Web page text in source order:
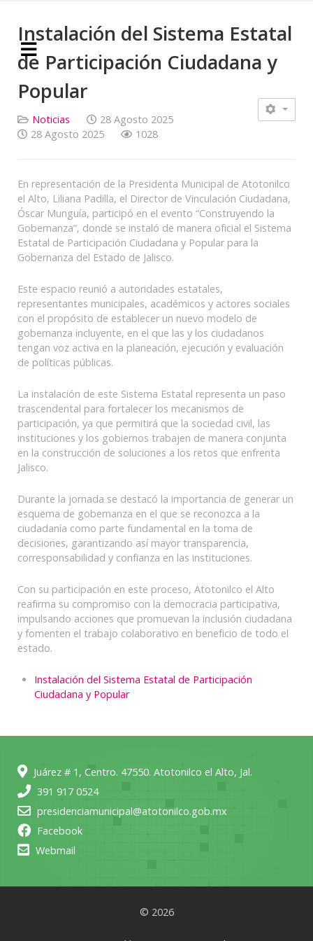
Instalación del Sistema Estatal
de Participación Ciudadana y
Popular
Noticias
28 Agosto 2025
28 Agosto 2025
1028
En representación de la Presidenta Municipal de Atotonilco
el Alto, Liliana Padilla, el Director de Vinculación Ciudadana,
Óscar Munguía, participó en el evento “Construyendo la
Gobernanza”, donde se instaló de manera oficial el Sistema
Estatal de Participación Ciudadana y Popular para la
Gobernanza del Estado de Jalisco.
Este espacio reunió a autoridades estatales,
representantes municipales, académicos y actores sociales
con el propósito de establecer un nuevo modelo de
gobernanza incluyente, en el que las y los ciudadanos
tengan voz activa en la planeación, ejecución y evaluación
de políticas públicas.
La instalación de este Sistema Estatal representa un paso
trascendental para fortalecer los mecanismos de
participación, ya que permitirá que la sociedad civil, las
instituciones y los gobiernos trabajen de manera conjunta
en la construcción de soluciones a los retos que enfrenta
Jalisco.
Durante la jornada se destacó la importancia de generar un
esquema de gobernanza en el que se reconozca a la
ciudadanía como parte fundamental en la toma de
decisiones, garantizando así mayor transparencia,
corresponsabilidad y confianza en las instituciones.
Con su participación en este proceso, Atotonilco el Alto
reafirma su compromiso con la democracia participativa,
impulsando acciones que promuevan la inclusión ciudadana
y fomenten el trabajo colaborativo en beneficio de todo el
estado.
Instalación del Sistema Estatal de Participación
Ciudadana y Popular
Juárez # 1, Centro. 47550. Atotonilco el Alto, Jal.
391 917 0524
presidenciamunicipal@atotonilco.gob.mx
Facebook
Webmail
© 2026